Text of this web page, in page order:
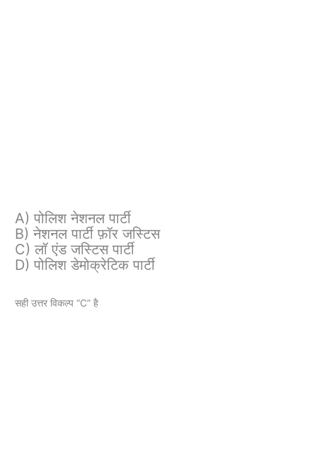
A) पोलिश नेशनल पार्टी
B) नेशनल पार्टी फ़ॉर जस्टिस
C) लॉ एंड जस्टिस पार्टी
D) पोलिश डेमोक्रेटिक पार्टी
सही उत्तर विकल्प “C” है